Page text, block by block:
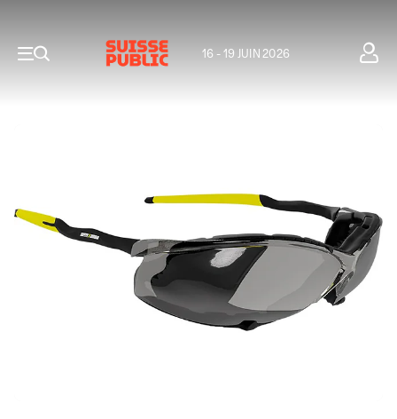
16 - 19 JUIN 2026